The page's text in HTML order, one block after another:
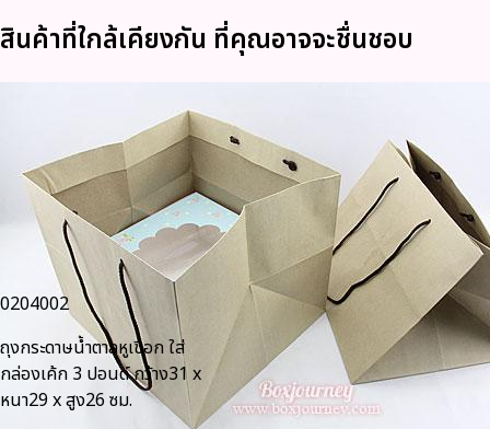
สินค้าที่ใกล้เคียงกัน ที่คุณอาจจะชื่นชอบ
0204002
ถุงกระดาษน้ำตาลหูเชือก ใส่
กล่องเค้ก 3 ปอนด์ กว้าง31 x
หนา29 x สูง26 ซม.